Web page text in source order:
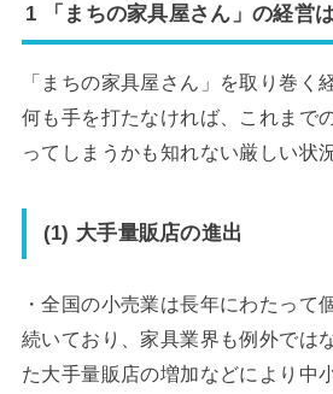
1 「まちの家具屋さん」の経営
「まちの家具屋さん」を取り巻く
何も手を打たなければ、これまで
ってしまうかも知れない厳しい状
(1) 大手量販店の進出
・全国の小売業は長年にわたって
続いており、家具業界も例外では
た大手量販店の増加などにより中